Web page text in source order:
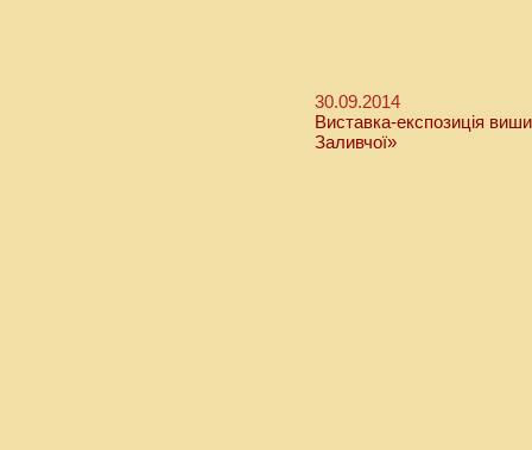
30.09.2014
Виставка-експозиція
Заливчої»